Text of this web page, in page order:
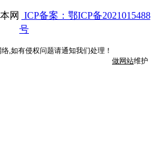
网
ICP备案：鄂ICP备2021015488
号
,如有侵权问题请通知我们处理！
做网站维护